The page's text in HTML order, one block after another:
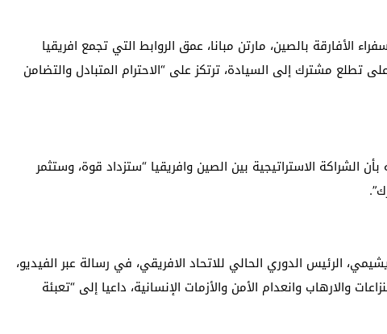
الأفارقة بالصين، مارتن مبانا، عمق الروابط التي تجمع افريقيا
تطلع مشترك إلى السيادة، ترتكز على “الاحترام المتبادل والتضامن
الشراكة الاستراتيجية بين الصين وافريقيا “ستزداد قوة، وستثمر
الرئيس الدوري الحالي للاتحاد الافريقي، في رسالة عبر الفيديو،
والارهاب وانعدام الأمن والأزمات الإنسانية، داعيا إلى “تعبئة